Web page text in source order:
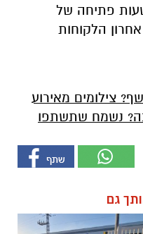
03-9414151 שלוחה 2 שעות פתיחה של
צילומים מאירוע
נשמח שתשתפו
גם